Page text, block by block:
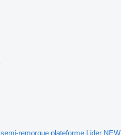
semi-remorque plateforme Lider NEW